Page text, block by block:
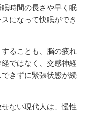
時間の長さや早く眠
になって快眠ができ
ることも、脳の疲れ
ではなく、交感神経
きずに緊張状態が続
ない現代人は、慢性